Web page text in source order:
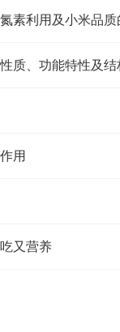
素利用及小米品质
质、功能特性及结
用
又营养